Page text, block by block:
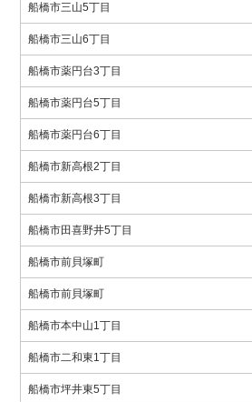
船橋市三山5丁目
船橋市三山6丁目
船橋市薬円台3丁目
船橋市薬円台5丁目
船橋市薬円台6丁目
船橋市新高根2丁目
船橋市新高根3丁目
船橋市田喜野井5丁目
船橋市前貝塚町
船橋市前貝塚町
船橋市本中山1丁目
船橋市二和東1丁目
船橋市坪井東5丁目